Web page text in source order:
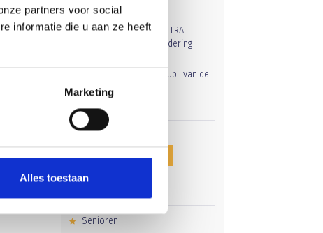
partners voor social
informatie die u aan ze heeft
Marketing
Alles toestaan
Uitnodiging voor de EXTRA
Algemene Ledenvergadering
Word jij de volgende Pupil van de
Week bij BlauwGeel?
CATEGORIEËN
Senioren